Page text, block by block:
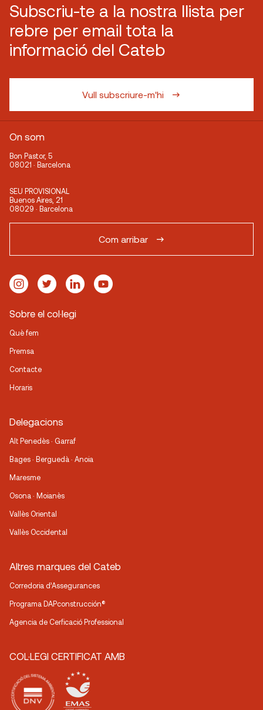
Subscriu-te a la nostra llista per
rebre per email tota la
informació del Cateb
Vull subscriure-m'hi
On som
Bon Pastor, 5
08021 · Barcelona
SEU PROVISIONAL
Buenos Aires, 21
08029 · Barcelona
Com arribar
Sobre el col·legi
Què fem
Premsa
Contacte
Horaris
Delegacions
Alt Penedès · Garraf
Bages · Berguedà · Anoia
Maresme
Osona · Moianès
Vallès Oriental
Vallès Occidental
Altres marques del Cateb
Corredoria d’Assegurances
Programa DAPconstrucción®
Agencia de Cerficació Professional
COL·LEGI CERTIFICAT AMB